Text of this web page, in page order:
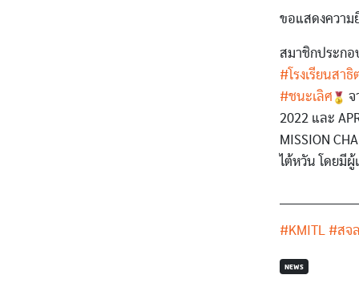
ขอแสดงความ
สมาชิกประกอ
#โรงเรียนสา
#ชนะเลิศ
จ
2022 และ
MISSION
ไต้หวัน โดยมีผู้
#KMITL #สจ
NEWS